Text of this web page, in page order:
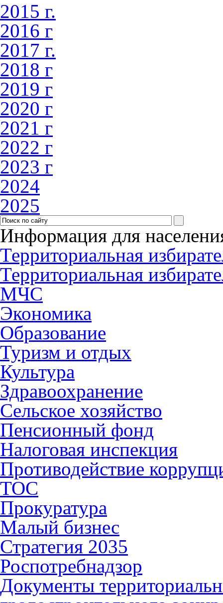
2015 г.
2016 г
2017 г.
2018 г
2019 г
2020 г
2021 г
2022 г
2023 г
2024
2025
Информация для
Территориальная
Территориальная
МЧС
Экономика
Образование
Туризм и отдых
Культура
Здравоохранение
Сельское хозяйство
Пенсионный фонд
Налоговая инспекция
Противодействие
ТОС
Прокуратура
Малый бизнес
Стратегия 2035
Роспотребнадзор
Документы